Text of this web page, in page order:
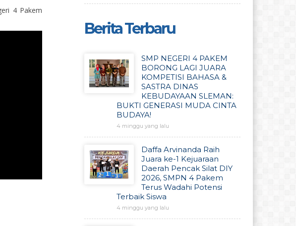
4 Pakem
Berita Terbaru
SMP NEGERI 4 PAKEM
BORONG LAGI JUARA
KOMPETISI BAHASA &
SASTRA DINAS
KEBUDAYAAN SLEMAN:
BUKTI GENERASI MUDA CINTA
BUDAYA!
4 minggu yang lalu
Daffa Arvinanda Raih
Juara ke-1 Kejuaraan
Daerah Pencak Silat DIY
2026, SMPN 4 Pakem
Terus Wadahi Potensi
Terbaik Siswa
4 minggu yang lalu